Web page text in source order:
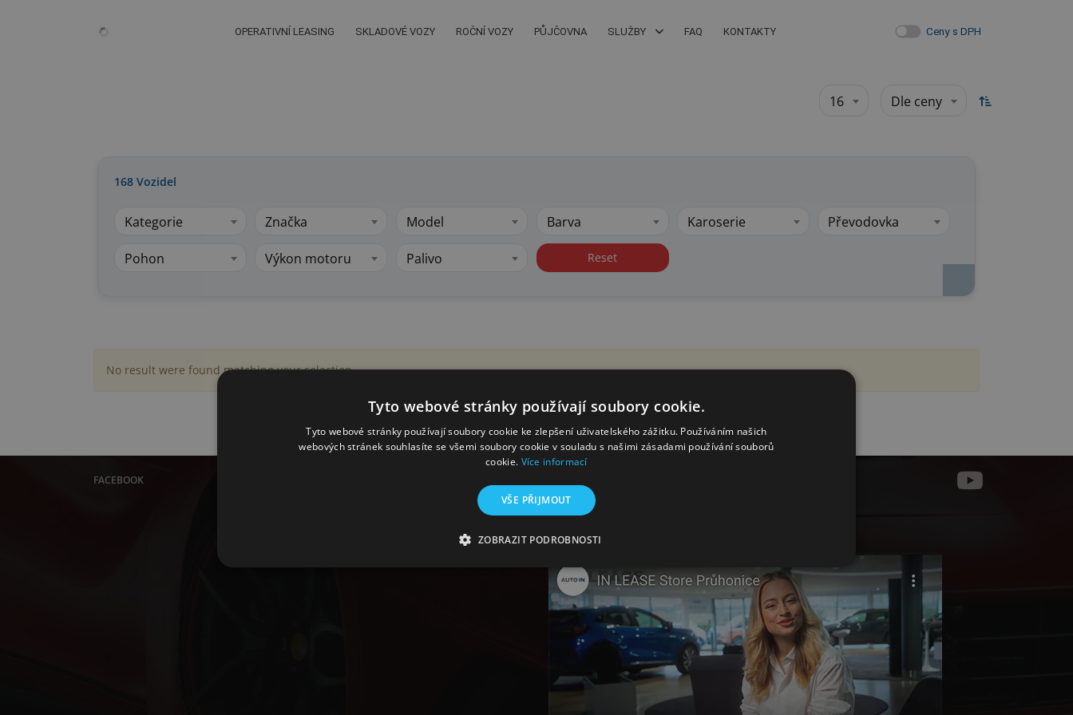
OPERATIVNÍ LEASING SKLADOVÉ VOZY ROČNÍ VOZY PŮJČOVNA SLUŽBY FAQ KONTAKTY Ceny s DPH
16 Dle ceny
168 Vozidel
Kategorie Značka Model Barva Karoserie Převodovka
Pohon Výkon motoru Palivo Reset
No result were found matching your selection.
FACEBOOK
Tyto webové stránky používají soubory cookie.
Tyto webové stránky používají soubory cookie ke zlepšení uživatelského zážitku. Používáním našich
webových stránek souhlasíte se všemi soubory cookie v souladu s našimi zásadami používání souborů
cookie. Více informací
VŠE PŘIJMOUT
ZOBRAZIT PODROBNOSTI